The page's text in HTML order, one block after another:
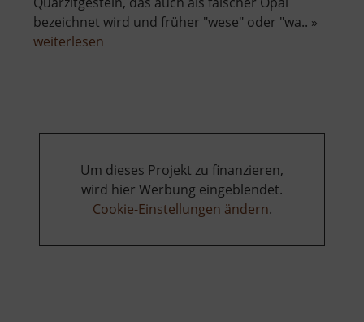
bezeichnet wird und früher "wese" oder "wa.. »
weiterlesen
Um dieses Projekt zu finanzieren,
wird hier Werbung eingeblendet.
Cookie-Einstellungen ändern.